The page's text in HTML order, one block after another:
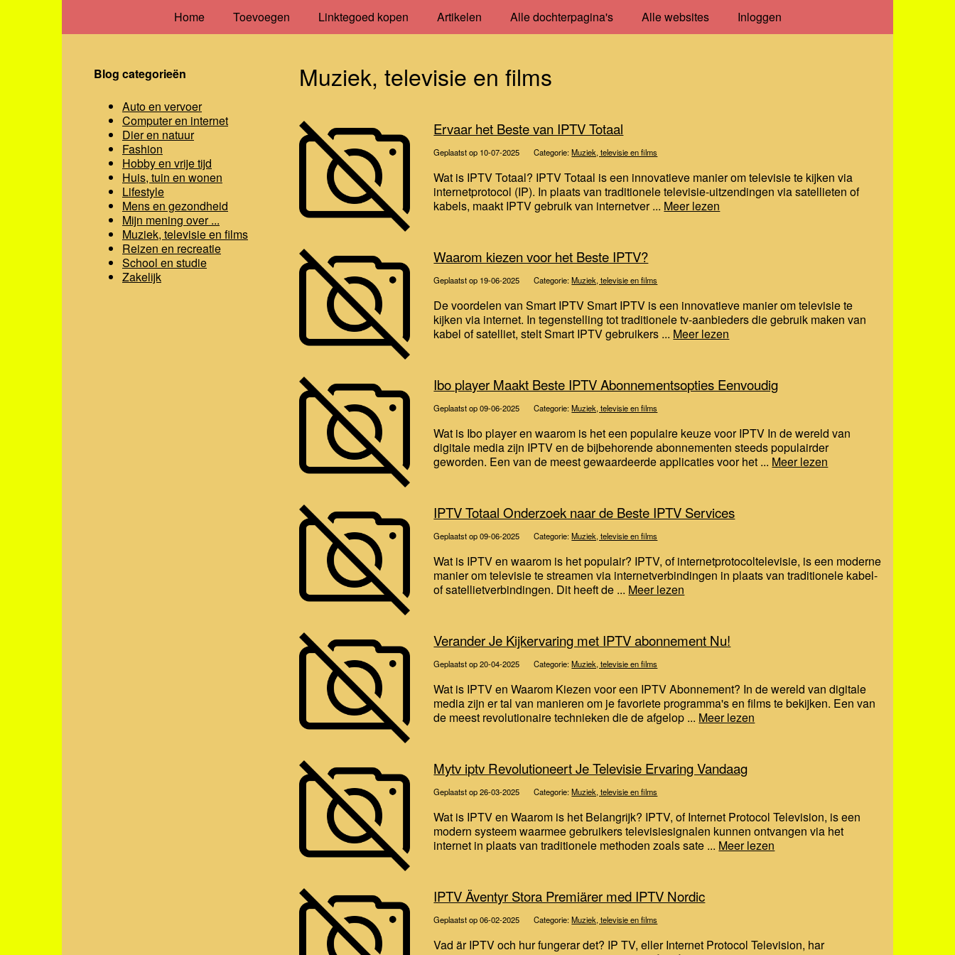
Home Toevoegen Linktegoed kopen Artikelen Alle dochterpagina's Alle websites Inloggen
Muziek, televisie en films
Ervaar het Beste van IPTV Totaal
Geplaatst op 10-07-2025 Categorie:Muziek, televisie en films
Wat is IPTV Totaal? IPTV Totaal is een innovatieve manier om televisie te kijken via
internetprotocol (IP). In plaats van traditionele televisie-uitzendingen via satellieten of
kabels, maakt IPTV gebruik van internetver ... Meer lezen
Waarom kiezen voor het Beste IPTV?
Geplaatst op 19-06-2025 Categorie:Muziek, televisie en films
De voordelen van Smart IPTV Smart IPTV is een innovatieve manier om televisie te
kijken via internet. In tegenstelling tot traditionele tv-aanbieders die gebruik maken van
kabel of satelliet, stelt Smart IPTV gebruikers ... Meer lezen
Ibo player Maakt Beste IPTV Abonnementsopties Eenvoudig
Geplaatst op 09-06-2025 Categorie:Muziek, televisie en films
Wat is Ibo player en waarom is het een populaire keuze voor IPTV In de wereld van
digitale media zijn IPTV en de bijbehorende abonnementen steeds populairder
geworden. Een van de meest gewaardeerde applicaties voor het ... Meer lezen
IPTV Totaal Onderzoek naar de Beste IPTV Services
Geplaatst op 09-06-2025 Categorie:Muziek, televisie en films
Wat is IPTV en waarom is het populair? IPTV, of internetprotocoltelevisie, is een moderne
manier om televisie te streamen via internetverbindingen in plaats van traditionele kabel-
of satellietverbindingen. Dit heeft de ... Meer lezen
Verander Je Kijkervaring met IPTV abonnement Nu!
Geplaatst op 20-04-2025 Categorie:Muziek, televisie en films
Wat is IPTV en Waarom Kiezen voor een IPTV Abonnement? In de wereld van digitale
media zijn er tal van manieren om je favoriete programma's en films te bekijken. Een van
de meest revolutionaire technieken die de afgelop ... Meer lezen
Mytv iptv Revolutioneert Je Televisie Ervaring Vandaag
Geplaatst op 26-03-2025 Categorie:Muziek, televisie en films
Wat is IPTV en Waarom is het Belangrijk? IPTV, of Internet Protocol Television, is een
modern systeem waarmee gebruikers televisiesignalen kunnen ontvangen via het
internet in plaats van traditionele methoden zoals sate ... Meer lezen
IPTV Äventyr Stora Premiärer med IPTV Nordic
Geplaatst op 06-02-2025 Categorie:Muziek, televisie en films
Vad är IPTV och hur fungerar det? IP TV, eller Internet Protocol Television, har
Blog categorieën
Auto en vervoer
Computer en internet
Dier en natuur
Fashion
Hobby en vrije tijd
Huis, tuin en wonen
Lifestyle
Mens en gezondheid
Mijn mening over ...
Muziek, televisie en films
Reizen en recreatie
School en studie
Zakelijk